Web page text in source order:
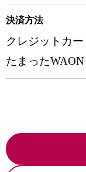
決済方法
クレジットカ
たまった